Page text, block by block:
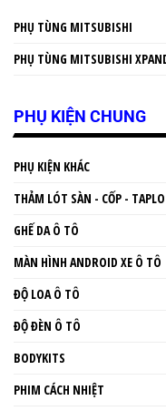
PHỤ TÙNG MITSUBISHI
PHỤ TÙNG MITSUBISHI
PHỤ KIỆN CHUNG
PHỤ KIỆN KHÁC
THẢM LÓT SÀN - CỐP - TAPLO
GHẾ DA Ô TÔ
MÀN HÌNH ANDROID XE Ô TÔ
ĐỘ LOA Ô TÔ
ĐỘ ĐÈN Ô TÔ
BODYKITS
PHIM CÁCH NHIỆT